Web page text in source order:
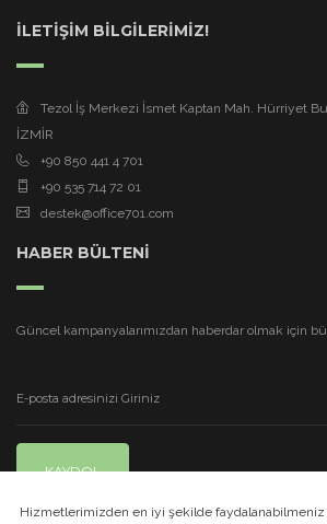
İLETİŞİM BİLGİLERİMİZ!
Tezol İş Merkezi İsmet Kaptan Mah. Hürriyet
İZMİR
+90 850 441 4 701
+90 535 714 72 01
destek@office701.com
HABER BÜLTENİ
Güncel kampanyalarımızdan haberdar olmak için
KAYDOL
Hizmetlerimizden en iyi şekilde